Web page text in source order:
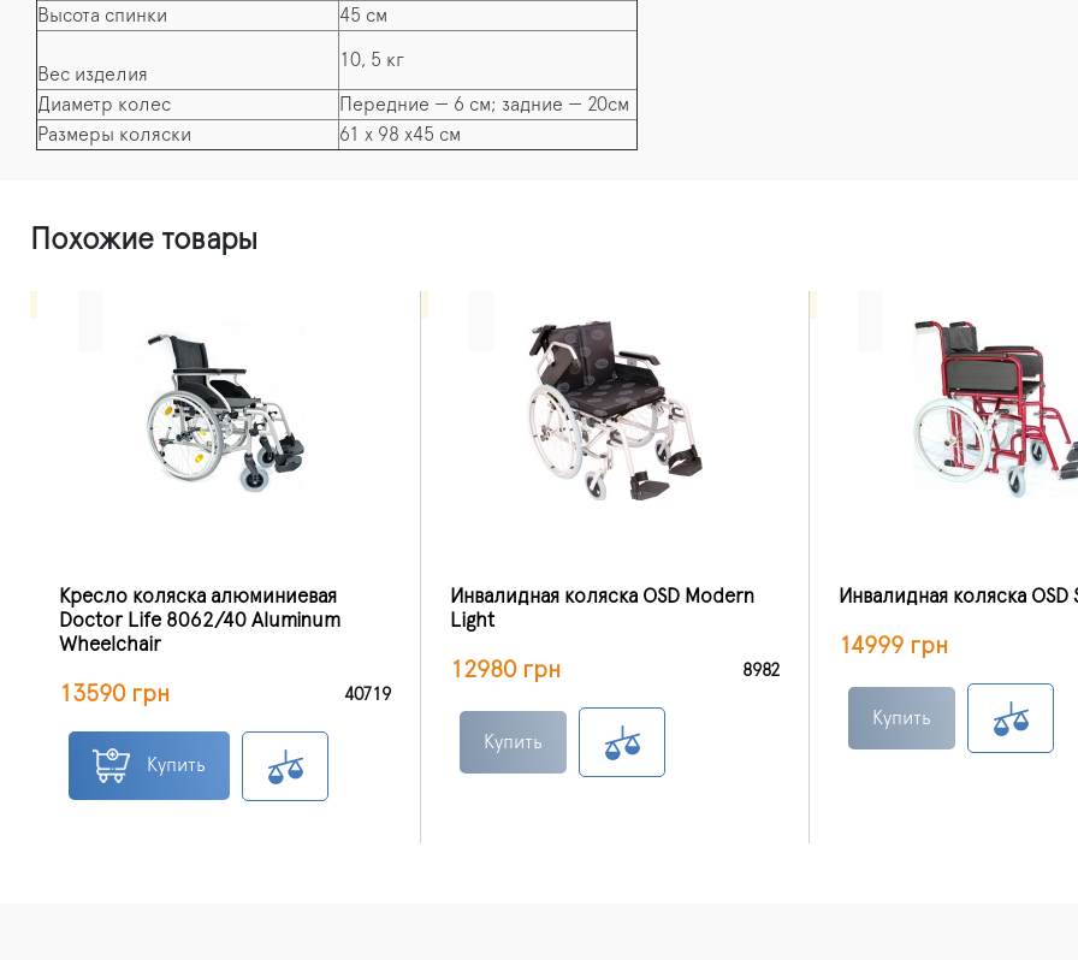
Высота спинки
45 см
Вес изделия
10, 5 кг
Диаметр колес
Передние — 6 см; задние — 20см
Размеры коляски
61 х 98 х45 см
Похожие товары
Кресло коляска алюминиевая
Doctor Life 8062/40 Aluminum
Wheelchair
13590 грн 40719
Купить
Инвалидная коляска OSD Modern
Light
12980 грн 8982
Купить
Инвалидная коляска OSD
14999 грн
Купить